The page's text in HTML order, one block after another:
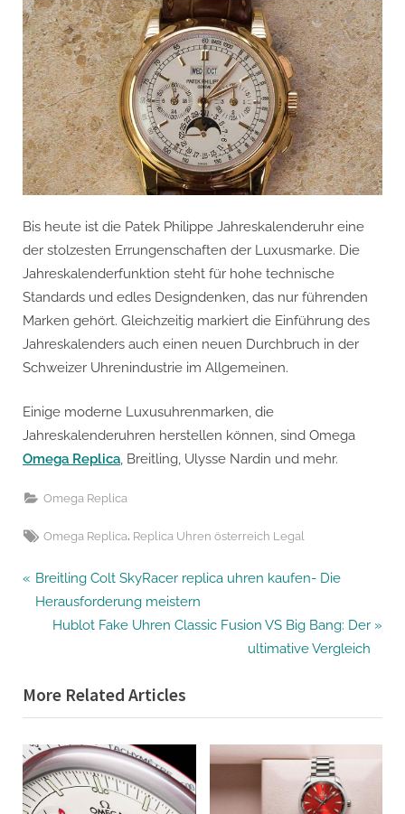
Bis heute ist die Patek Philippe Jahreskalenderuhr eine
der stolzesten Errungenschaften der Luxusmarke. Die
Jahreskalenderfunktion steht für hohe technische
Standards und edles Designdenken, das nur führenden
Marken gehört. Gleichzeitig markiert die Einführung des
Jahreskalenders auch einen neuen Durchbruch in der
Schweizer Uhrenindustrie im Allgemeinen.
Einige moderne Luxusuhrenmarken, die
Jahreskalenderuhren herstellen können, sind Omega
Omega Replica, Breitling, Ulysse Nardin und mehr.
Omega Replica
Tags:
Omega Replica Replica Uhren österreich Legal
Beitragsnavigation
P
r
o
u
s
P
o
Breitling Colt SkyRacer replica uhren kaufen- Die
Herausforderung meistern
N
t
P
o
s
t
Hublot Fake Uhren Classic Fusion VS Big Bang: Der
ultimative Vergleich
More Related Articles